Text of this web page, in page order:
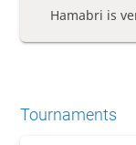
Hamabri is
Tournaments